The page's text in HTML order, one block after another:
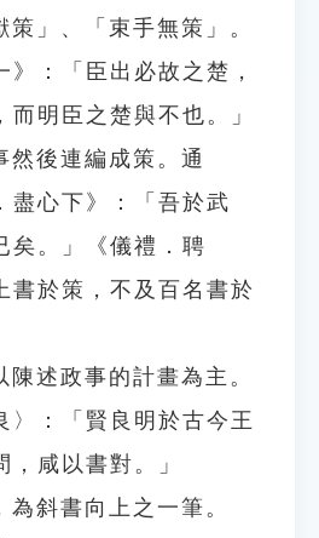
」、「束手無策」。
》：「臣出必故之楚，
而明臣之楚與不也。」
然後連編成策。通
盡心下》：「吾於武
矣。」《儀禮．聘
書於策，不及百名書於
述政事的計畫為主。
〉：「賢良明於古今王
咸以書對。」
斜書向上之一筆。